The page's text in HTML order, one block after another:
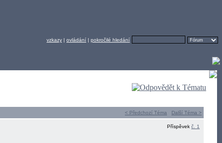
vzkazy | ovládání | pokročilé hledání
< Předchozí Téma Další Téma >
Příspěvek č. 1